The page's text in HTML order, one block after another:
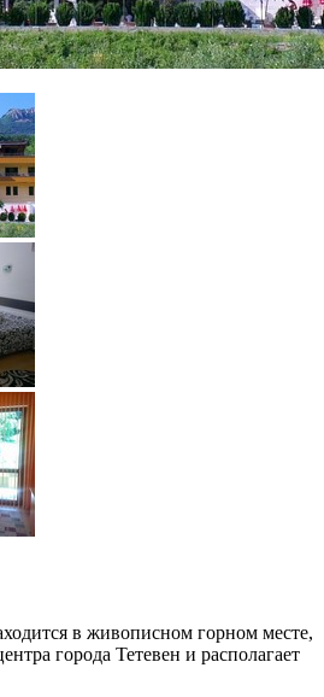
в живописном горном месте,
города Тетевен и располагает